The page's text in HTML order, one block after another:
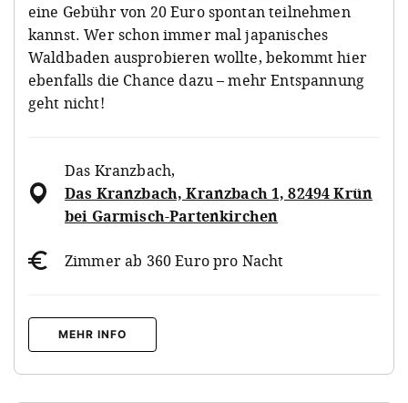
eine Gebühr von 20 Euro spontan teilnehmen
kannst. Wer schon immer mal japanisches
Waldbaden ausprobieren wollte, bekommt hier
ebenfalls die Chance dazu – mehr Entspannung
geht nicht!
Das Kranzbach,
Das Kranzbach, Kranzbach 1, 82494 Krün
bei Garmisch-Partenkirchen
Zimmer ab 360 Euro pro Nacht
MEHR INFO